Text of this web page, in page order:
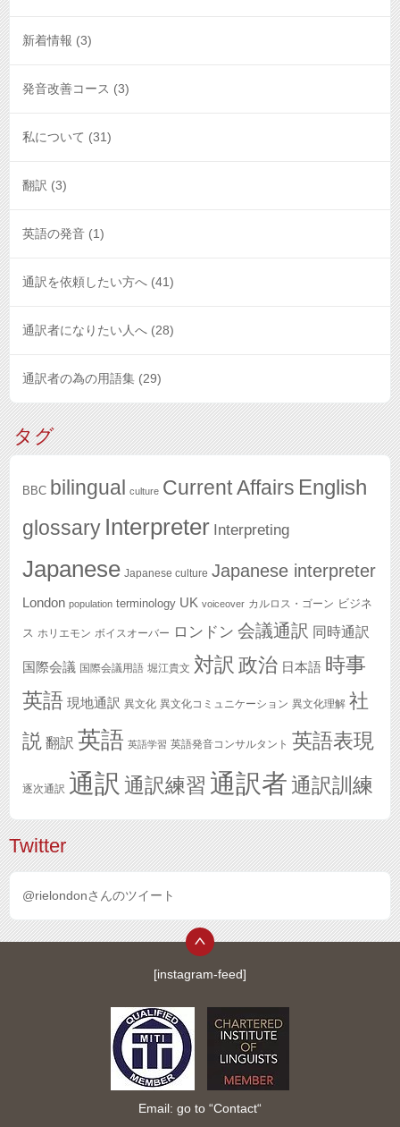
新着情報 (3)
発音改善コース (3)
私について (31)
翻訳 (3)
英語の発音 (1)
通訳を依頼したい方へ (41)
通訳者になりたい人へ (28)
通訳者の為の用語集 (29)
タグ
BBC bilingual culture Current Affairs English
glossary Interpreter Interpreting
Japanese Japanese culture Japanese interpreter
London population terminology UK voiceover カルロス・ゴーン ビジネ
ス ホリエモン ボイスオーバー ロンドン 会議通訳 同時通訳
国際会議 国際会議用語 堀江貴文 対訳 政治 日本語 時事
英語 現地通訳 異文化 異文化コミュニケーション 異文化理解 社
説 翻訳 英語 英語学習 英語発音コンサルタント 英語表現
逐次通訳 通訳 通訳練習 通訳者 通訳訓練
Twitter
@rielondonさんのツイート
[instagram-feed]
Email: go to “Contact“